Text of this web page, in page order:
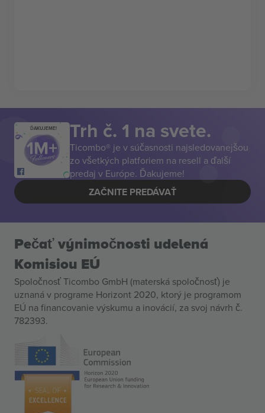
ĎAKUJEME! Trh č. 1 na svete.
Ticombo® je v súčasnosti najsledovanejšou
zo všetkých platforiem na resell a ďalší
predaj v Európe. Ďakujeme!
ZAČNITE PREDÁVAŤ
Pečať výnimočnosti udelená
Komisiou EÚ
Spoločnosť Ticombo GmbH (materská spoločnosť) je
uznaná v programe Horizont 2020, ktorý je programom
EÚ na financovanie výskumu a inovácií, za svoj návrh č.
782393.